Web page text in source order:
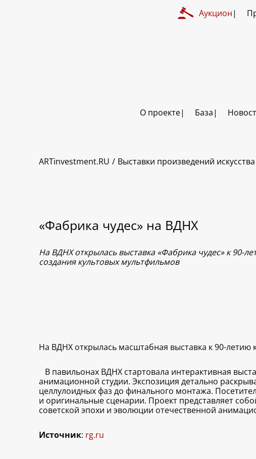
Аукцион
О проекте База
ARTinvestment.RU Выставки произведений искусства
«Фабрика чудес» на ВДНХ
На ВДНХ открылась выставка «Фабрика чудес» к 90-
создания культовых мультфильмов
На ВДНХ открылась масштабная выставка к 90-летию
В павильонах ВДНХ стартовала интерактивная
анимационной студии. Экспозиция детально
целлулоидных фаз до финального монтажа.
и оригинальные сценарии. Проект представляет
советской эпохи и эволюции отечественной
Источник: rg.ru